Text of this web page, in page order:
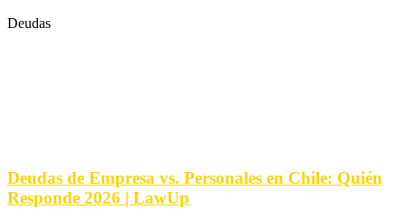
Deudas
Deudas de Empresa vs. Personales en Chile: Quién
Responde 2026 | LawUp